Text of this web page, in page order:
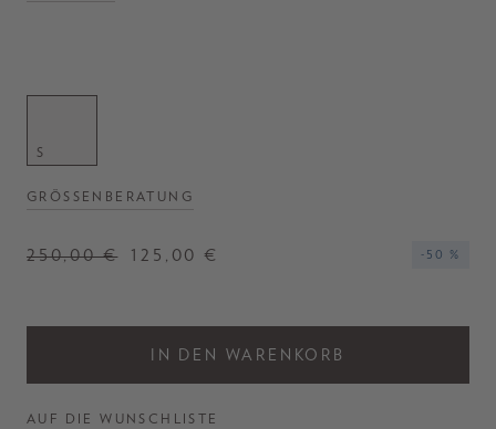
S
GRÖSSENBERATUNG
250,00 € 125,00 € -50 %
IN DEN WARENKORB
AUF DIE WUNSCHLISTE